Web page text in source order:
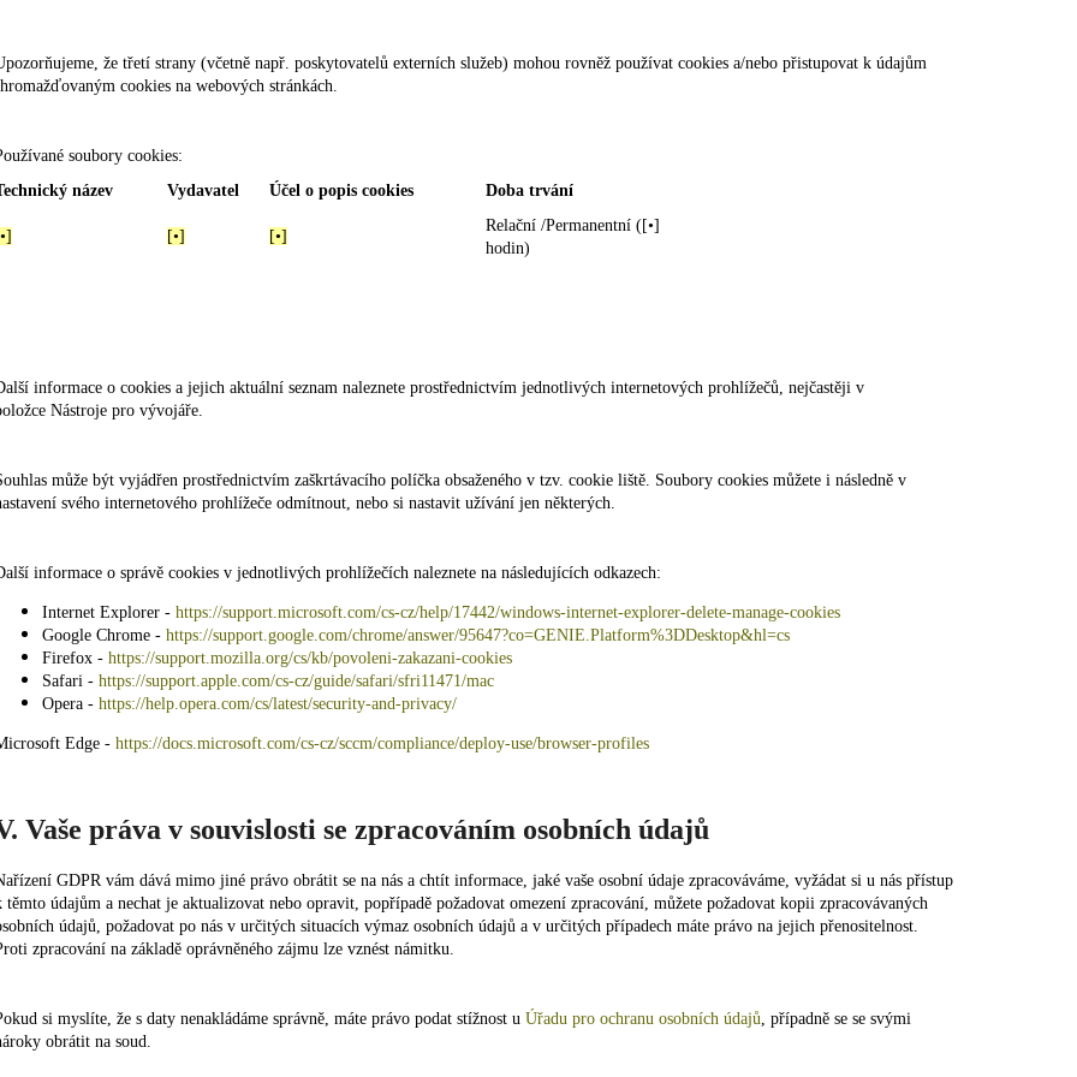
že třetí strany (včetně např. poskytovatelů externích služeb) mohou rovněž používat cookies a/nebo přistupovat k údajům
cookies na webových stránkách.
soubory cookies:
název
Vydavatel Účel o popis cookies Doba trvání
[•] [•]
Relační /Permanentní ([•]
hodin)
informace o cookies a jejich aktuální seznam naleznete prostřednictvím jednotlivých internetových prohlížečů, nejčastěji v
Nástroje pro vývojáře.
může být vyjádřen prostřednictvím zaškrtávacího políčka obsaženého v tzv. cookie liště. Soubory cookies můžete i následně v
svého internetového prohlížeče odmítnout, nebo si nastavit užívání jen některých.
informace o správě cookies v jednotlivých prohlížečích naleznete na následujících odkazech:
Internet Explorer - https://support.microsoft.com/cs-cz/help/17442/windows-internet-explorer-delete-manage-cookies
Google Chrome - https://support.google.com/chrome/answer/95647?co=GENIE.Platform%3DDesktop&hl=cs
Firefox - https://support.mozilla.org/cs/kb/povoleni-zakazani-cookies
Safari - https://support.apple.com/cs-cz/guide/safari/sfri11471/mac
Opera - https://help.opera.com/cs/latest/security-and-privacy/
Edge - https://docs.microsoft.com/cs-cz/sccm/compliance/deploy-use/browser-profiles
Vaše práva v souvislosti se zpracováním osobních údajů
GDPR vám dává mimo jiné právo obrátit se na nás a chtít informace, jaké vaše osobní údaje zpracováváme, vyžádat si u nás přístup
těmto údajům a nechat je aktualizovat nebo opravit, popřípadě požadovat omezení zpracování, můžete požadovat kopii zpracovávaných
údajů, požadovat po nás v určitých situacích výmaz osobních údajů a v určitých případech máte právo na jejich přenositelnost.
zpracování na základě oprávněného zájmu lze vznést námitku.
si myslíte, že s daty nenakládáme správně, máte právo podat stížnost u Úřadu pro ochranu osobních údajů , případně se se svými
obrátit na soud.